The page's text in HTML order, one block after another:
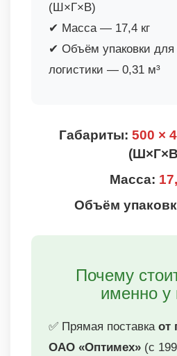
(Ш×Г×В)
✔ Масса — 17,4 кг
✔ Объём упаковки для
логистики — 0,31 м³
Габариты: 500 ×
Масса:
Объём
Почему
именно у
✅ Прямая поставка от
ОАО «Оптимех» (с